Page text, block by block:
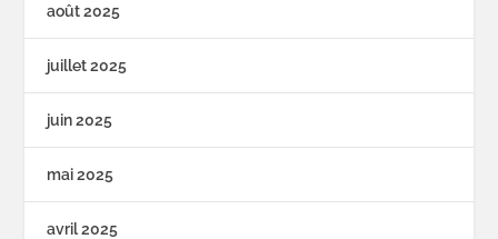
août 2025
juillet 2025
juin 2025
mai 2025
avril 2025